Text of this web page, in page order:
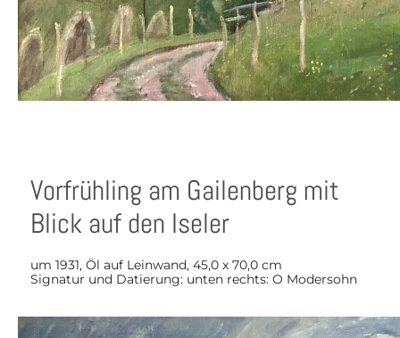
Vorfrühling am Gailenberg mit
Blick auf den Iseler
um 1931, Öl auf Leinwand, 45,0 x 70,0 cm
Signatur und Datierung: unten rechts: O Modersohn